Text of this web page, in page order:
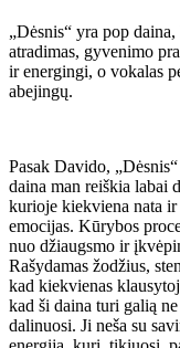
„Dėsnis“ yra pop
atradimas, gyvenimo
ir energingi, o vokalas
abejingų.
Pasak Davido,
daina man reiškia labai
kurioje kiekviena nata
emocijas. Kūrybos
nuo ​​džiaugsmo ir
Rašydamas žodžius,
kad kiekvienas
kad ši daina turi galią
dalinuosi. Ji neša su